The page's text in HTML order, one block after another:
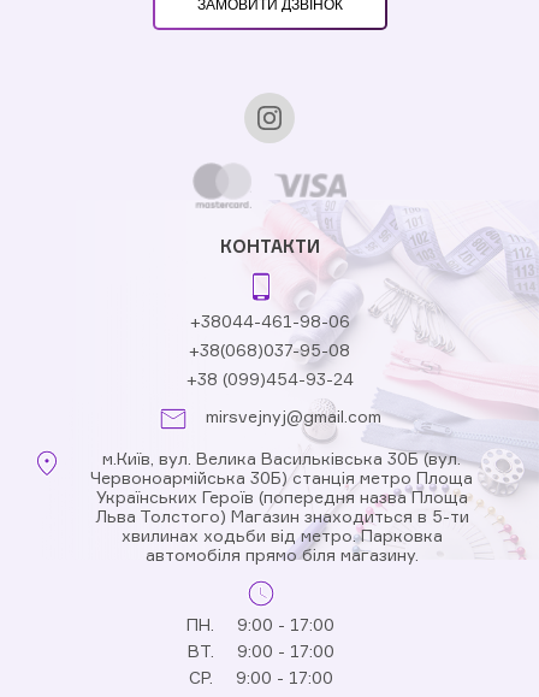
ЗАМОВИТИ ДЗВІНОК
КОНТАКТИ
+38044-461-98-06
+38(068)037-95-08
+38 (099)454-93-24
mirsvejnyj@gmail.com
м.Київ, вул. Велика Васильківська 30Б (вул.
Червоноармійська 30Б) станція метро Площа
Українських Героїв (попередня назва Площа
Льва Толстого) Магазин знаходиться в 5-ти
хвилинах ходьби від метро. Парковка
автомобіля прямо біля магазину.
ПН.
9:00 - 17:00
ВТ.
9:00 - 17:00
СР.
9:00 - 17:00